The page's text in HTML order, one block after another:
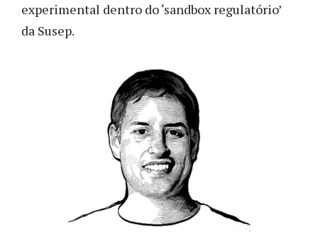
experimental dentro do ‘sandbox regulatório’
da Susep.